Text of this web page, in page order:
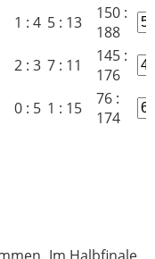
1 : 4 5 : 13
150 :
188
2 : 3 7 : 11
145 :
176
0 : 5 1 : 15
76 :
174